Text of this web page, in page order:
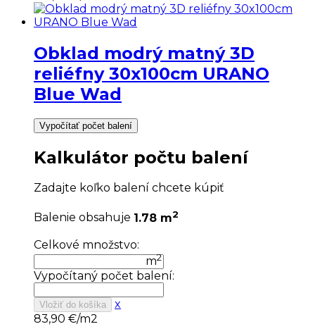
Obklad modrý matný 3D
reliéfny 30x100cm URANO
Blue Wad
Vypočítať počet balení
Kalkulátor počtu balení
Zadajte koľko balení chcete kúpiť
Balenie obsahuje 1.78 m2
Celkové množstvo:
m2
Vypočítaný počet balení:
Vložiť do košíka
x
83,90 €/m2